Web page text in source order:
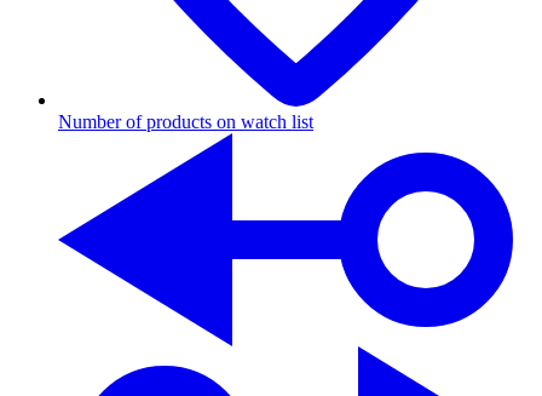
Number of products on watch list